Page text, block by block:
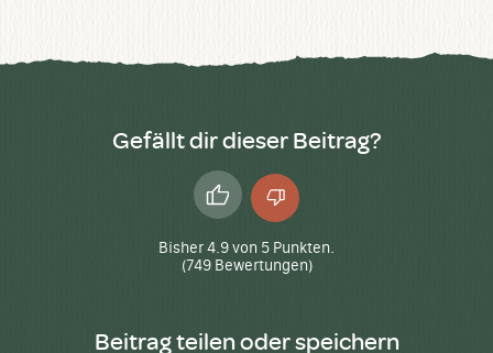
Gefällt dir dieser Beitrag?
Daumen
hoch
Daumen
runter
Bisher4.9von 5 Punkten.
(749Bewertungen)
Beitrag teilen oder speichern